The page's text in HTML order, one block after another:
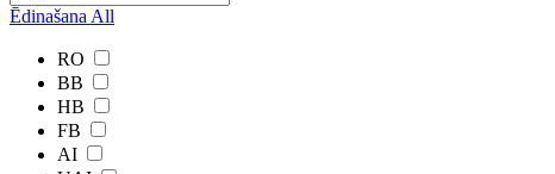
Ēdinašana All
RO
BB
HB
FB
AI